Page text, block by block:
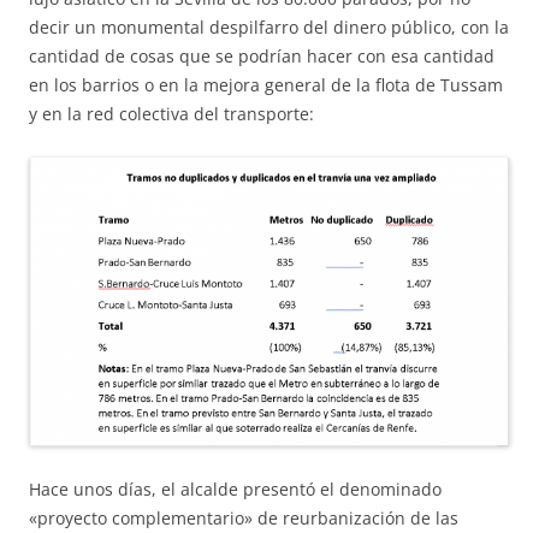
decir un monumental despilfarro del dinero público, con la
cantidad de cosas que se podrían hacer con esa cantidad
en los barrios o en la mejora general de la flota de Tussam
y en la red colectiva del transporte:
Hace unos días, el alcalde presentó el denominado
«proyecto complementario» de reurbanización de las